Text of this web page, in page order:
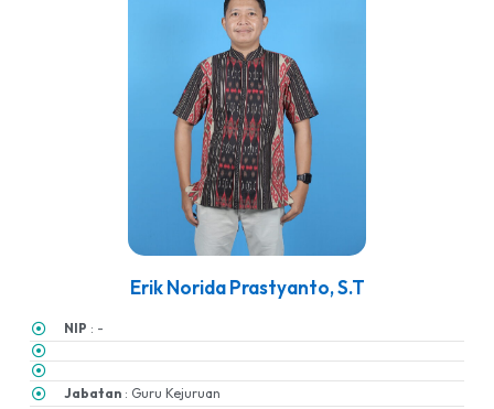
Erik Norida Prastyanto, S.T
NIP : -
Jabatan : Guru Kejuruan